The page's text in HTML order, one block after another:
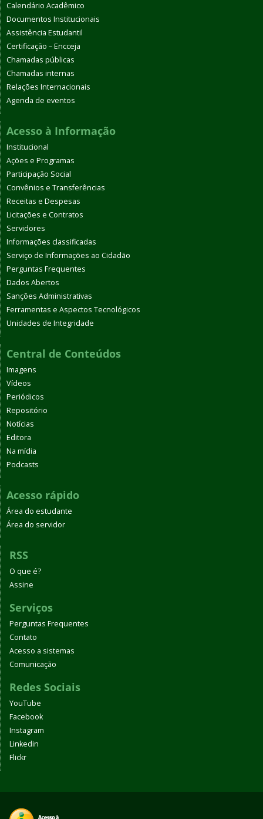
Calendário Acadêmico
Documentos Institucionais
Assistência Estudantil
Certificação – Encceja
Chamadas públicas
Chamadas internas
Relações Internacionais
Agenda de eventos
Acesso à Informação
Institucional
Ações e Programas
Participação Social
Convênios e Transferências
Receitas e Despesas
Licitações e Contratos
Servidores
Informações classificadas
Serviço de Informações ao Cidadão
Perguntas Frequentes
Dados Abertos
Sanções Administrativas
Ferramentas e Aspectos Tecnológicos
Unidades de Integridade
Central de Conteúdos
Imagens
Vídeos
Periódicos
Repositório
Notícias
Editora
Na mídia
Podcasts
Acesso rápido
Área do estudante
Área do servidor
RSS
O que é?
Assine
Serviços
Perguntas Frequentes
Contato
Acesso a sistemas
Comunicação
Redes Sociais
YouTube
Facebook
Instagram
Linkedin
Flickr